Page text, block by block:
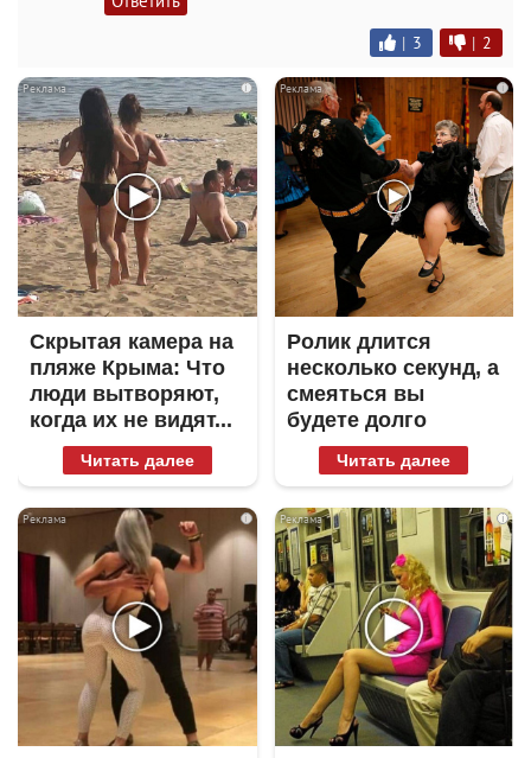
| 3 | 2
i
Скрытая камера на
пляже Крыма: Что
люди вытворяют,
когда их не видят...
Читать далее
i
Ролик длится
несколько секунд, а
смеяться вы
будете долго
Читать далее
i i